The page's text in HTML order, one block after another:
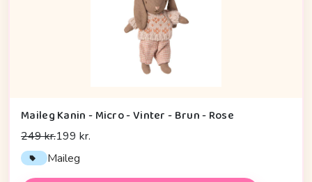
Maileg Kanin - Micro - Vinter - Brun - Rose
249 kr.199 kr.
Maileg